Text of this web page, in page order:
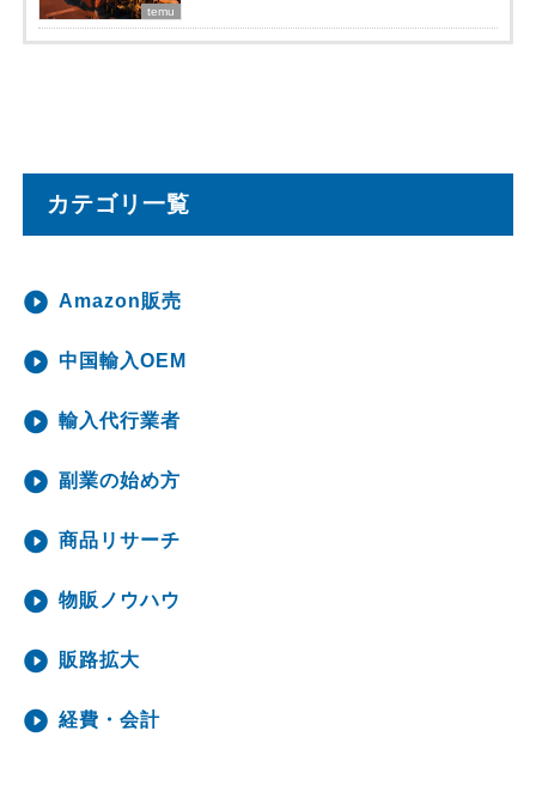
temu
カテゴリ一覧
Amazon販売
中国輸入OEM
輸入代行業者
副業の始め方
商品リサーチ
物販ノウハウ
販路拡大
経費・会計